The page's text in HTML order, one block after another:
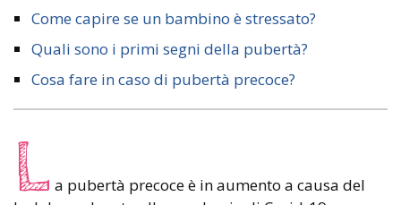
Come capire se un bambino è stressato?
Quali sono i primi segni della pubertà?
Cosa fare in caso di pubertà precoce?
L a pubertà precoce è in aumento a causa del